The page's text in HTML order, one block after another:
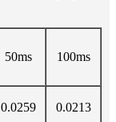
50ms 100ms
0.0259 0.0213